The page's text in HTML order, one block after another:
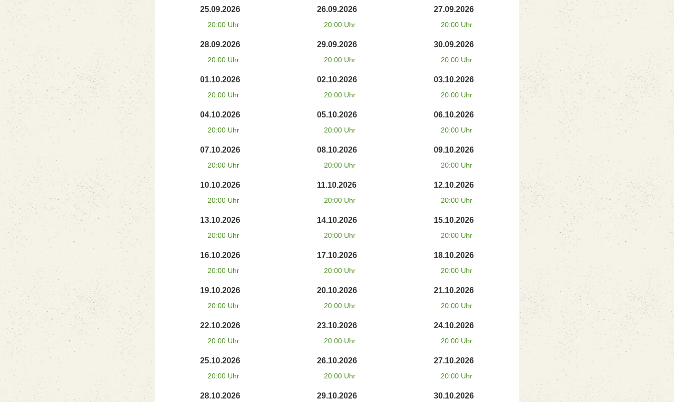
25.09.2026
20:00 Uhr
26.09.2026
20:00 Uhr
27.09.2026
20:00 Uhr
28.09.2026
20:00 Uhr
29.09.2026
20:00 Uhr
30.09.2026
20:00 Uhr
01.10.2026
20:00 Uhr
02.10.2026
20:00 Uhr
03.10.2026
20:00 Uhr
04.10.2026
20:00 Uhr
05.10.2026
20:00 Uhr
06.10.2026
20:00 Uhr
07.10.2026
20:00 Uhr
08.10.2026
20:00 Uhr
09.10.2026
20:00 Uhr
10.10.2026
20:00 Uhr
11.10.2026
20:00 Uhr
12.10.2026
20:00 Uhr
13.10.2026
20:00 Uhr
14.10.2026
20:00 Uhr
15.10.2026
20:00 Uhr
16.10.2026
20:00 Uhr
17.10.2026
20:00 Uhr
18.10.2026
20:00 Uhr
19.10.2026
20:00 Uhr
20.10.2026
20:00 Uhr
21.10.2026
20:00 Uhr
22.10.2026
20:00 Uhr
23.10.2026
20:00 Uhr
24.10.2026
20:00 Uhr
25.10.2026
20:00 Uhr
26.10.2026
20:00 Uhr
27.10.2026
20:00 Uhr
28.10.2026 29.10.2026 30.10.2026